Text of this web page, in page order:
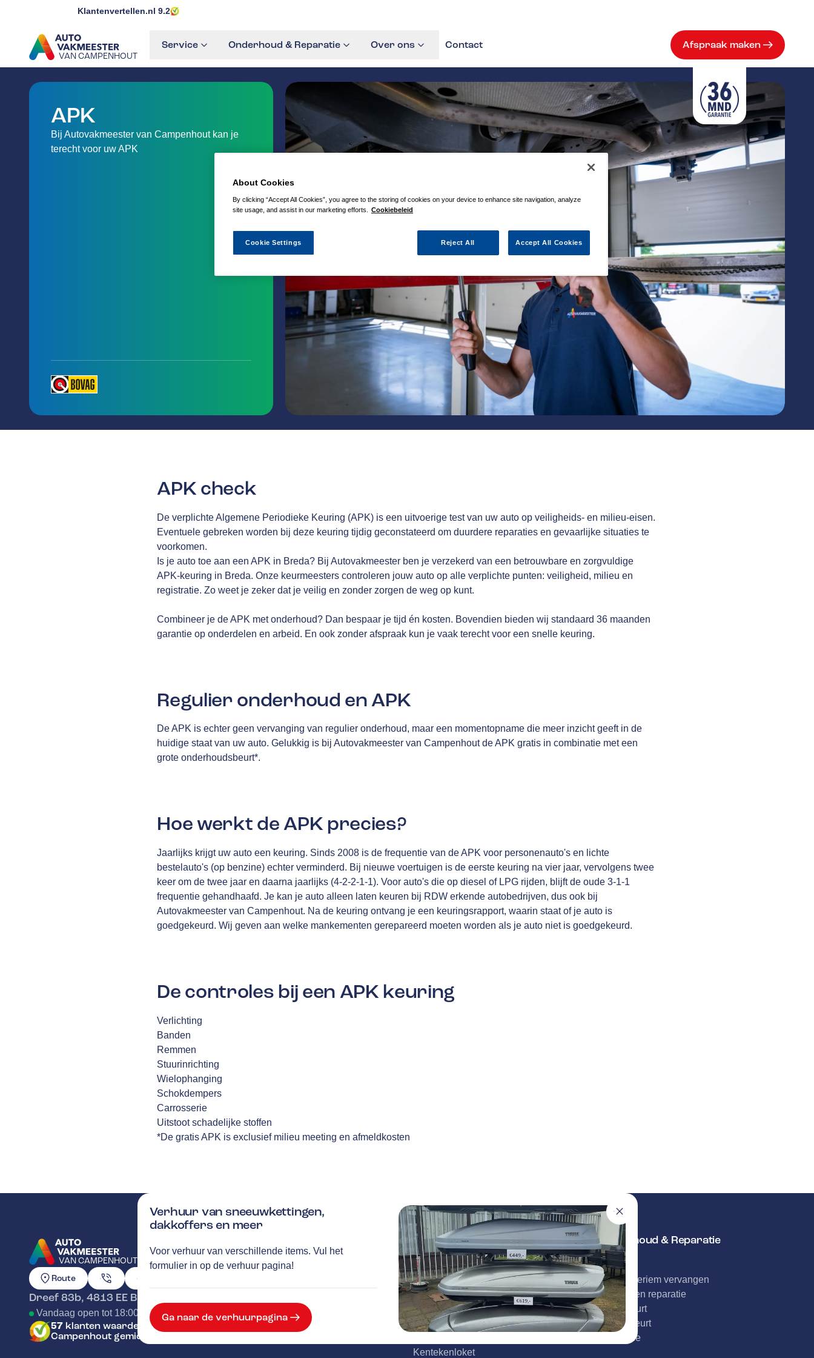
Klantenvertellen.nl 9.2
VAN CAMPENHOUT
GA NAAR DE HOMEPAGINA
Service Onderhoud & Reparatie Over ons Contact Afspraak maken
APK
Bij Autovakmeester van Campenhout kan je
terecht voor uw APK
APK check
De verplichte Algemene Periodieke Keuring (APK) is een uitvoerige test van uw auto op veiligheids- en milieu-eisen.
Eventuele gebreken worden bij deze keuring tijdig geconstateerd om duurdere reparaties en gevaarlijke situaties te
voorkomen.
Is je auto toe aan een APK in Breda? Bij Autovakmeester ben je verzekerd van een betrouwbare en zorgvuldige
APK-keuring in Breda. Onze keurmeesters controleren jouw auto op alle verplichte punten: veiligheid, milieu en
registratie. Zo weet je zeker dat je veilig en zonder zorgen de weg op kunt.
Combineer je de APK met onderhoud? Dan bespaar je tijd én kosten. Bovendien bieden wij standaard 36 maanden
garantie op onderdelen en arbeid. En ook zonder afspraak kun je vaak terecht voor een snelle keuring.
Regulier onderhoud en APK
De APK is echter geen vervanging van regulier onderhoud, maar een momentopname die meer inzicht geeft in de
huidige staat van uw auto. Gelukkig is bij Autovakmeester van Campenhout de APK gratis in combinatie met een
grote onderhoudsbeurt*.
Hoe werkt de APK precies?
Jaarlijks krijgt uw auto een keuring. Sinds 2008 is de frequentie van de APK voor personenauto's en lichte
bestelauto's (op benzine) echter verminderd. Bij nieuwe voertuigen is de eerste keuring na vier jaar, vervolgens twee
keer om de twee jaar en daarna jaarlijks (4-2-2-1-1). Voor auto's die op diesel of LPG rijden, blijft de oude 3-1-1
frequentie gehandhaafd. Je kan je auto alleen laten keuren bij RDW erkende autobedrijven, dus ook bij
Autovakmeester van Campenhout. Na de keuring ontvang je een keuringsrapport, waarin staat of je auto is
goedgekeurd. Wij geven aan welke mankementen gerepareerd moeten worden als je auto niet is goedgekeurd.
De controles bij een APK keuring
Verlichting
Banden
Remmen
Stuurinrichting
Wielophanging
Schokdempers
Carrosserie
Uitstoot schadelijke stoffen
*De gratis APK is exclusief milieu meeting en afmeldkosten
Verhuur van sneeuwkettingen,
dakkoffers en meer
Voor verhuur van verschillende items. Vul het
formulier in op de verhuur pagina!
Ga naar de verhuurpagina
VAN CAMPENHOUT
GA NAAR DE HOMEPAGINA
Route
Dreef 83b, 4813 EE Breda
Vandaag open tot 18:00 uur
57 klanten waarderen Autovakmeester van
Campenhout gemiddeld met een 9.2
Service
Airco service
Accu vervangen
Banden service
Garantie
Klantenkaart
Kentekenloket
Onderhoud & Reparatie
APK
Distributieriem vervangen
Schade en reparatie
Grote beurt
Kleine beurt
Diagnose
About Cookies
By clicking “Accept All Cookies”, you agree to the storing of cookies on your device to enhance site navigation, analyze
site usage, and assist in our marketing efforts.
Cookiebeleid
Reject All Accept All Cookies
Cookie Settings